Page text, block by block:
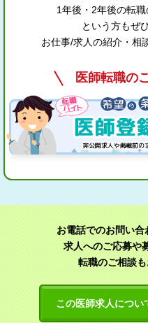
1年後・2年後の転職
という方もぜ
お仕事/求人の紹介・相
医師転職の
お電話でのお問い合
求人へのご応募や
転職のご相談
この医師求人につい